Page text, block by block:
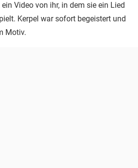
Video von ihr, in dem sie ein Lied
Kerpel war sofort begeistert und
Motiv.